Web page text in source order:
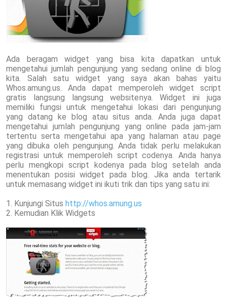
Ada beragam widget yang bisa kita dapatkan untuk
mengetahui jumlah pengunjung yang sedang online di blog
kita. Salah satu widget yang saya akan bahas yaitu
Whos.amung.us. Anda dapat memperoleh widget script
gratis langsung langsung websitenya. Widget ini juga
memiliki fungsi untuk mengetahui lokasi dari pengunjung
yang datang ke blog atau situs anda. Anda juga dapat
mengetahui jumlah pengunjung yang online pada jam-jam
tertentu serta mengetahui apa yang halaman atau page
yang dibuka oleh pengunjung. Anda tidak perlu melakukan
registrasi untuk memperoleh script codenya. Anda hanya
perlu mengkopi script kodenya pada blog setelah anda
menentukan posisi widget pada blog. Jika anda tertarik
untuk memasang widget ini ikuti trik dan tips yang satu ini:
1. Kunjungi Situs http://whos.amung.us
2. Kemudian Klik Widgets